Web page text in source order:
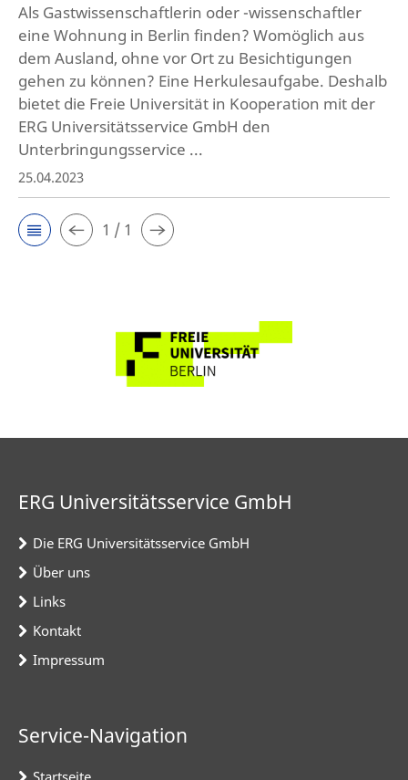
Als Gastwissenschaftlerin oder -wissenschaftler
eine Wohnung in Berlin finden? Womöglich aus
dem Ausland, ohne vor Ort zu Besichtigungen
gehen zu können? Eine Herkulesaufgabe. Deshalb
bietet die Freie Universität in Kooperation mit der
ERG Universitätsservice GmbH den
Unterbringungsservice ...
25.04.2023
1 / 1
ERG Universitätsservice GmbH
Die ERG Universitätsservice GmbH
Über uns
Links
Kontakt
Impressum
Service-Navigation
Startseite